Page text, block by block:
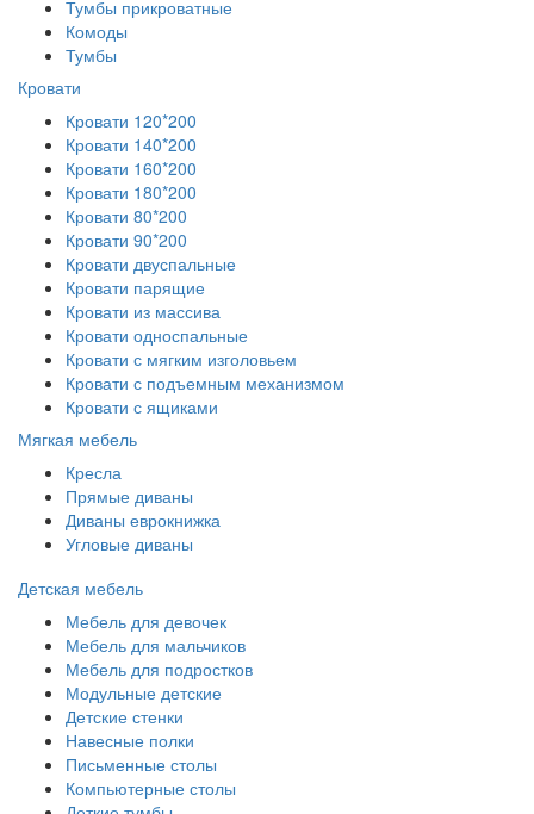
Тумбы прикроватные
Комоды
Тумбы
Кровати
Кровати 120*200
Кровати 140*200
Кровати 160*200
Кровати 180*200
Кровати 80*200
Кровати 90*200
Кровати двуспальные
Кровати парящие
Кровати из массива
Кровати односпальные
Кровати с мягким изголовьем
Кровати с подъемным механизмом
Кровати с ящиками
Мягкая мебель
Кресла
Прямые диваны
Диваны еврокнижка
Угловые диваны
Детская мебель
Мебель для девочек
Мебель для мальчиков
Мебель для подростков
Модульные детские
Детские стенки
Навесные полки
Письменные столы
Компьютерные столы